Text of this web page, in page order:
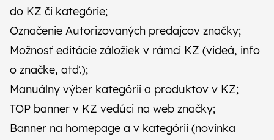
do KZ či kategórie;
Označenie Autorizovaných predajcov značky;
Možnosť editácie záložiek v rámci KZ (videá, info
o značke, atď.);
Manuálny výber kategórií a produktov v KZ;
TOP banner v KZ vedúci na web značky;
Banner na homepage a v kategórii (novinka